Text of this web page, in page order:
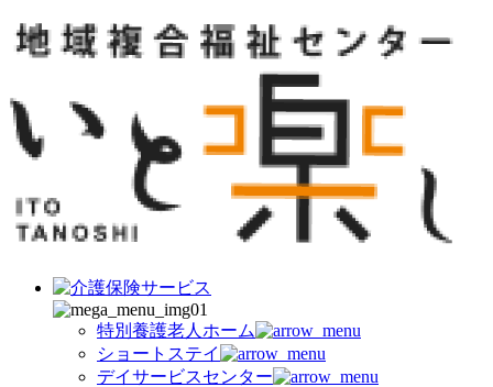
特別養護老人ホーム
ショートステイ
デイサービスセンター